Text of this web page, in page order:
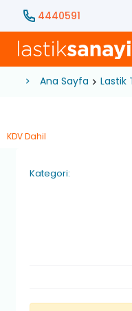
4440591
Ana Sayfa Lastik
KDV Dahil
Kategori: